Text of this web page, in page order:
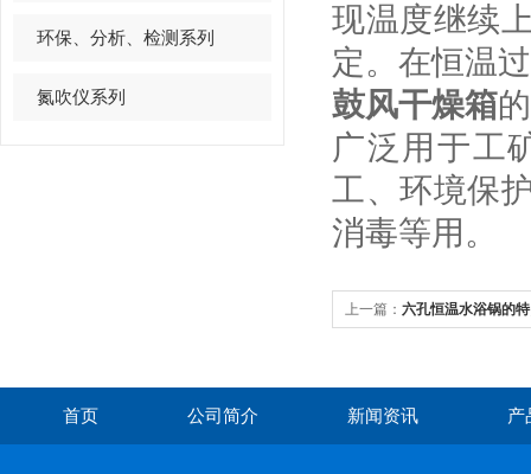
环保、分析、检测系列
氮吹仪系列
现温度继续
定。在恒温
鼓风干燥箱
广泛用于工
工、环境保
消毒等用。
上一篇： 六孔恒温水浴锅的
首页 公司简介 新闻资讯 产